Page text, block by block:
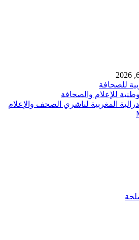
للصحافة
للإعلام والصحافة
المغربية لناشري الصحف والإعلام